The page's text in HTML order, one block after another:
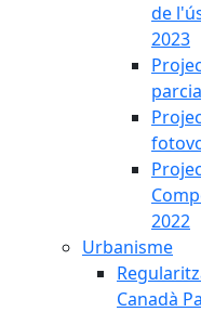
de
2023
2022
Urbanisme
Canadà